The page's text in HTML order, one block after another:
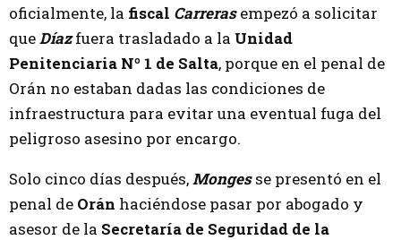
oficialmente, la fiscal Carrerasempezó a solicitar
queDíazfuera trasladado a la Unidad
Penitenciaria Nº 1 de Salta, porque en el penal de
Orán no estaban dadas las condiciones de
infraestructura para evitar una eventual fuga del
peligroso asesino por encargo.
Solo cinco días después,Mongesse presentó en el
penal de Orán haciéndose pasar por abogado y
asesor de la Secretaría de Seguridad de la